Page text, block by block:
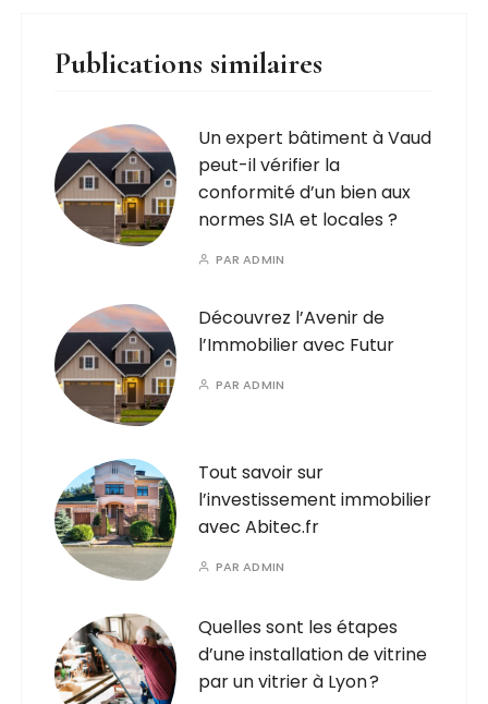
Publications similaires
Un expert bâtiment à Vaud
peut-il vérifier la
conformité d’un bien aux
normes SIA et locales ?
PARADMIN
Découvrez l’Avenir de
l’Immobilier avec Futur
PARADMIN
Tout savoir sur
l’investissement immobilier
avec Abitec.fr
PARADMIN
Quelles sont les étapes
d’une installation de vitrine
par un vitrier à Lyon ?